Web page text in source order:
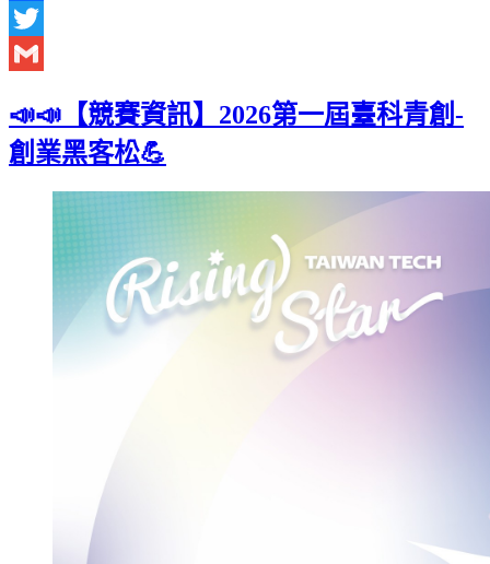
Facebook
Twitter
📣📣【競賽資訊】2026第一屆臺科青創-
創業黑客松💪